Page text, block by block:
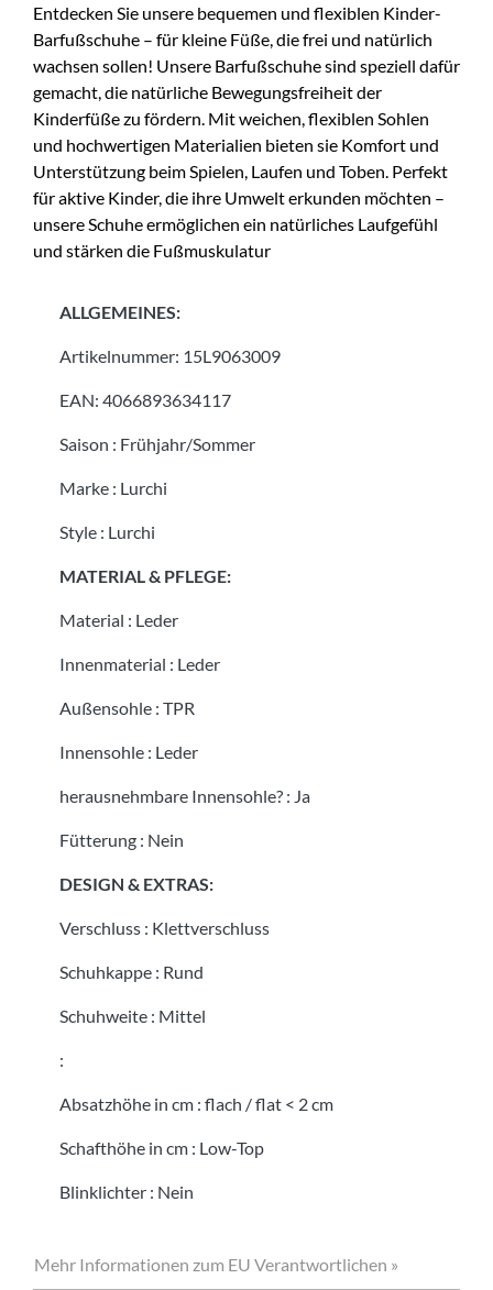
Entdecken Sie unsere bequemen und flexiblen Kinder-
Barfußschuhe – für kleine Füße, die frei und natürlich
wachsen sollen! Unsere Barfußschuhe sind speziell dafür
gemacht, die natürliche Bewegungsfreiheit der
Kinderfüße zu fördern. Mit weichen, flexiblen Sohlen
und hochwertigen Materialien bieten sie Komfort und
Unterstützung beim Spielen, Laufen und Toben. Perfekt
für aktive Kinder, die ihre Umwelt erkunden möchten –
unsere Schuhe ermöglichen ein natürliches Laufgefühl
und stärken die Fußmuskulatur
ALLGEMEINES:
Artikelnummer: 15L9063009
EAN: 4066893634117
Saison : Frühjahr/Sommer
Marke : Lurchi
Style : Lurchi
MATERIAL & PFLEGE:
Material : Leder
Innenmaterial : Leder
Außensohle : TPR
Innensohle : Leder
herausnehmbare Innensohle? : Ja
Fütterung : Nein
DESIGN & EXTRAS:
Verschluss : Klettverschluss
Schuhkappe : Rund
Schuhweite : Mittel
:
Absatzhöhe in cm : flach / flat < 2 cm
Schafthöhe in cm : Low-Top
Blinklichter : Nein
Mehr Informationen zum EU Verantwortlichen »